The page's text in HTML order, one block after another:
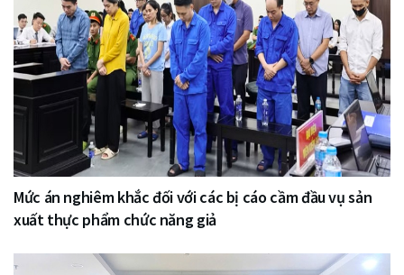
Mức án nghiêm khắc đối với các bị cáo cầm đầu vụ sản
xuất thực phẩm chức năng giả